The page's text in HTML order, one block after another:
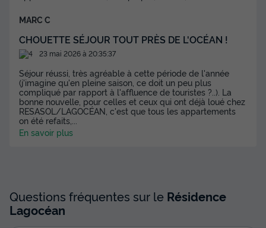
MARC C
CHOUETTE SÉJOUR TOUT PRÈS DE L'OCÉAN !
23 mai 2026 à 20:35:37
Séjour réussi, très agréable à cette période de l'année
(j'imagine qu'en pleine saison, ce doit un peu plus
compliqué par rapport à l'affluence de touristes ?..). La
bonne nouvelle, pour celles et ceux qui ont déjà loué chez
RESASOL/LAGOCÉAN, c'est que tous les appartements
on été refaits,
En savoir plus
Questions fréquentes sur le Résidence
Lagocéan